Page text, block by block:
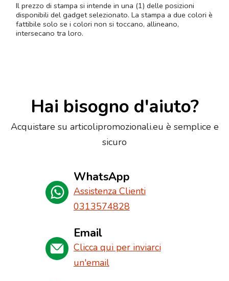
Il prezzo di stampa si intende in una (1) delle posizioni
disponibili del gadget selezionato. La stampa a due colori è
fattibile solo se i colori non si toccano, allineano,
intersecano tra loro.
Hai bisogno d'aiuto?
Acquistare su articolipromozionali.eu è semplice e
sicuro
WhatsApp
Assistenza Clienti
0313574828
Email
Clicca qui per inviarci
un'email